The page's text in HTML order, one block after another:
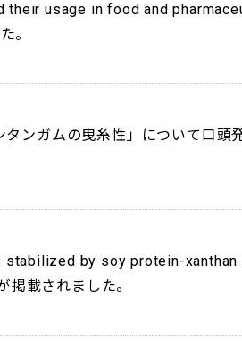
usage in food and
。
ンガムの曳糸性」について口頭
by soy protein-xanthan
載されました。